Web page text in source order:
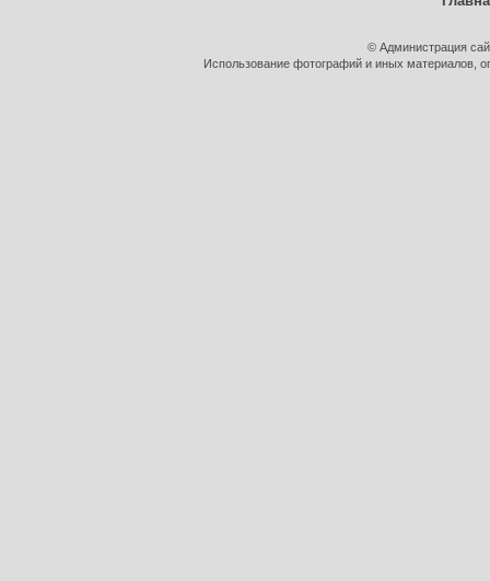
© Администрация
Использование фотографий и иных материалов,